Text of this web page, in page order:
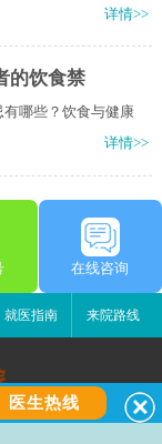
详情>>
的饮食禁
哪些？饮食与健康
详情>>
在线咨询
就医指南 来院路线
医生热线